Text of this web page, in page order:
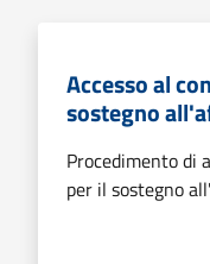
Accesso al
sostegno
Procedimento di
per il sostegno